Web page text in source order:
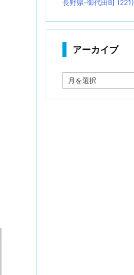
長野県-御代田町 (221)
アーカイブ
ー